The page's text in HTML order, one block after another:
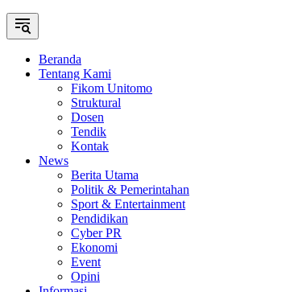
Beranda
Tentang Kami
Fikom Unitomo
Struktural
Dosen
Tendik
Kontak
News
Berita Utama
Politik & Pemerintahan
Sport & Entertainment
Pendidikan
Cyber PR
Ekonomi
Event
Opini